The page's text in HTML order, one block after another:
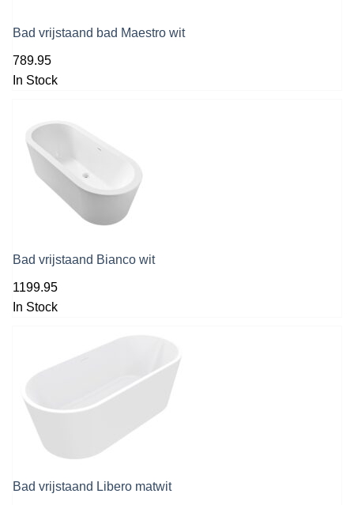
Bad vrijstaand bad Maestro wit
789.95
In Stock
Bad vrijstaand Bianco wit
1199.95
In Stock
Bad vrijstaand Libero matwit